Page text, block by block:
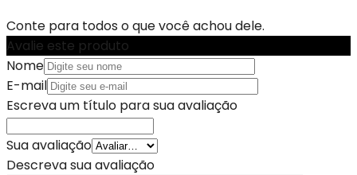
Conte para todos o que você achou dele.
Avalie este produto
Nome
E-mail
Escreva um título para sua avaliação
Sua avaliação
Descreva sua avaliação